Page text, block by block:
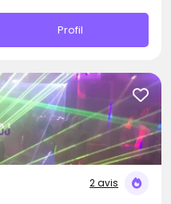
Profil
2 avis